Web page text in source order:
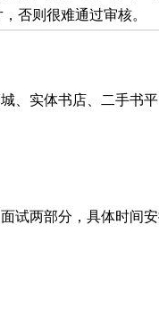
否则很难通过审核。
、实体书店、二手书
试两部分，具体时间安